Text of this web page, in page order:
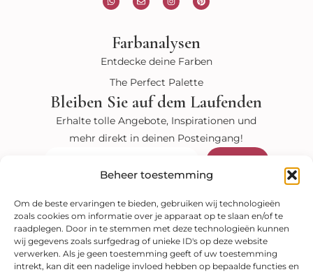
Beheer toestemming
Om de beste ervaringen te bieden, gebruiken wij technologieën
zoals cookies om informatie over je apparaat op te slaan en/of te
raadplegen. Door in te stemmen met deze technologieën kunnen
wij gegevens zoals surfgedrag of unieke ID's op deze website
verwerken. Als je geen toestemming geeft of uw toestemming
intrekt, kan dit een nadelige invloed hebben op bepaalde functies en
h
a
a
p
n
v
p
n
s
r
a
m
i
n
e
t
Farbanalysen
Entdecke deine Farben
The Perfect Palette
Bleiben Sie auf dem Laufenden
Erhalte tolle Angebote, Inspirationen und
mehr direkt in deinen Posteingang!
Senden
Besuchen Sie unseren Shop
Farbanalysen
Farbfächer
E-books
Sicher bezahlen